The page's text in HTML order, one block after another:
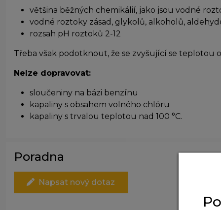
většina běžných chemikálií, jako jsou vodné
vodné roztoky zásad, glykolů, alkoholů,
rozsah pH roztoků 2-12
Třeba však podotknout, že se zvyšující se teplotou
Nelze dopravovat:
sloučeniny na bázi benzínu
kapaliny s obsahem volného chlóru
kapaliny s trvalou teplotou nad 100 °C.
Poradna
Napsat nový dotaz